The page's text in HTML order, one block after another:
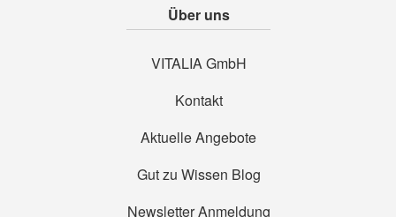
Über uns
VITALIA GmbH
Kontakt
Aktuelle Angebote
Gut zu Wissen Blog
Newsletter Anmeldung